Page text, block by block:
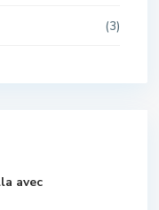
(3)
avec